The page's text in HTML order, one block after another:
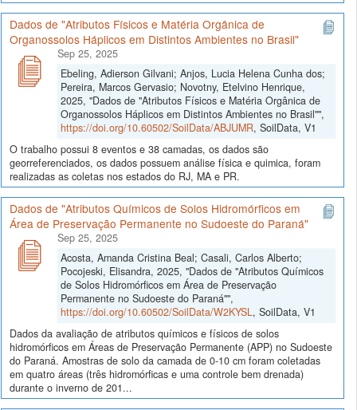
Dados de "Atributos Físicos e Matéria Orgânica de
Organossolos Háplicos em Distintos Ambientes no Brasil"
Sep 25, 2025
Ebeling, Adierson Gilvani; Anjos, Lucia Helena Cunha dos;
Pereira, Marcos Gervasio; Novotny, Etelvino Henrique,
2025, "Dados de "Atributos Físicos e Matéria Orgânica de
Organossolos Háplicos em Distintos Ambientes no Brasil"",
https://doi.org/10.60502/SoilData/ABJUMR, SoilData, V1
O trabalho possui 8 eventos e 38 camadas, os dados são
georreferenciados, os dados possuem análise física e quimica, foram
realizadas as coletas nos estados do RJ, MA e PR.
Dados de "Atributos Químicos de Solos Hidromórficos em
Área de Preservação Permanente no Sudoeste do Paraná"
Sep 25, 2025
Acosta, Amanda Cristina Beal; Casali, Carlos Alberto;
Pocojeski, Elisandra, 2025, "Dados de "Atributos Químicos
de Solos Hidromórficos em Área de Preservação
Permanente no Sudoeste do Paraná"",
https://doi.org/10.60502/SoilData/W2KYSL, SoilData, V1
Dados da avaliação de atributos químicos e físicos de solos
hidromórficos em Áreas de Preservação Permanente (APP) no Sudoeste
do Paraná. Amostras de solo da camada de 0-10 cm foram coletadas
em quatro áreas (três hidromórficas e uma controle bem drenada)
durante o inverno de 201...